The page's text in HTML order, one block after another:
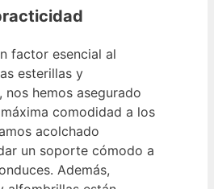
factor esencial al
esterillas y
hemos asegurado
comodidad a los
acolchado
un soporte cómodo a
Además,